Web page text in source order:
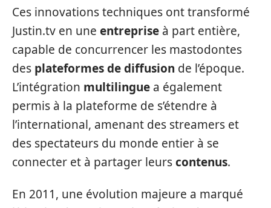
Ces innovations techniques ont transformé
Justin.tv en une entreprise à part entière,
capable de concurrencer les mastodontes
des plateformes de diffusion de l’époque.
L’intégration multilingue a également
permis à la plateforme de s’étendre à
l’international, amenant des streamers et
des spectateurs du monde entier à se
connecter et à partager leurscontenus.
En 2011, une évolution majeure a marqué